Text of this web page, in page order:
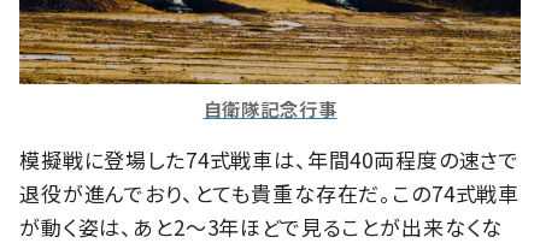
自衛隊記念行事
模擬戦に登場した74式戦車は、年間40両程度の速さで
退役が進んでおり、とても貴重な存在だ。この74式戦車
が動く姿は、あと2～3年ほどで見ることが出来なくな